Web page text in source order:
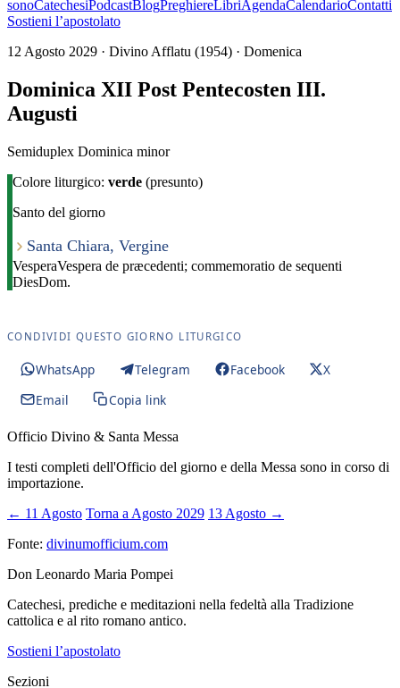
sonoCatechesiPodcastBlogPreghiereLibriAgendaCalendarioContatti
Sostieni l’apostolato
12 Agosto 2029 · Divino Afflatu (1954) · Domenica
Dominica XII Post Pentecosten III.
Augusti
Semiduplex Dominica minor
Colore liturgico: verde (presunto)
Santo del giorno
Santa Chiara, Vergine
VesperaVespera de præcedenti; commemoratio de sequenti
DiesDom.
CONDIVIDI QUESTO GIORNO LITURGICO
WhatsApp Telegram Facebook
X
Email
Copia link
Officio Divino & Santa Messa
I testi completi dell'Officio del giorno e della Messa sono in corso di
importazione.
← 11 Agosto Torna a Agosto 2029 13 Agosto →
Fonte: divinumofficium.com
Don Leonardo Maria Pompei
Catechesi, prediche e meditazioni nella fedeltà alla Tradizione
cattolica e al rito romano antico.
Sostieni l’apostolato
Sezioni